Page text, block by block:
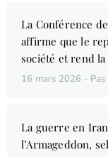
La Conférence
affirme que le
société et rend
16 mars 2026
La guerre en
l’Armageddon,